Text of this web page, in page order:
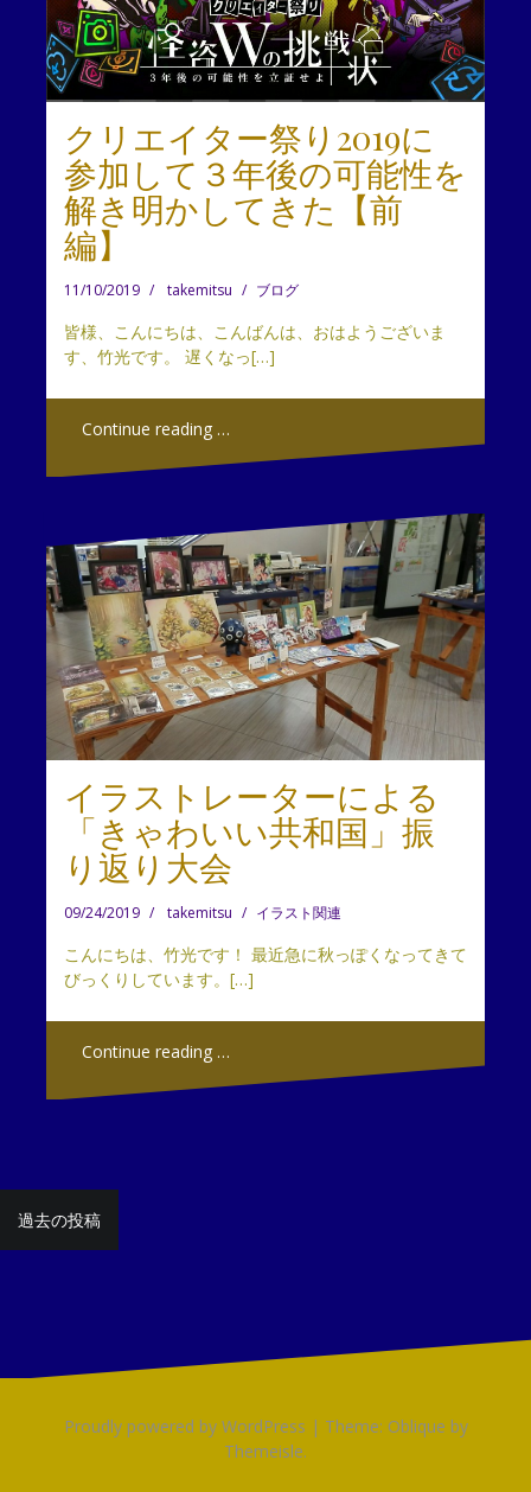
クリエイター祭り2019に
参加して３年後の可能性を
解き明かしてきた【前
編】
11/10/2019 takemitsu ブログ
皆様、こんにちは、こんばんは、おはようございま
す、竹光です。 遅くなっ[…]
Continue reading …
イラストレーターによる
「きゃわいい共和国」振
り返り大会
09/24/2019 takemitsu イラスト関連
こんにちは、竹光です！ 最近急に秋っぽくなってきて
びっくりしています。[…]
Continue reading …
投
稿
過去の投稿
Proudly powered by WordPress | Theme: Oblique by
Themeisle.